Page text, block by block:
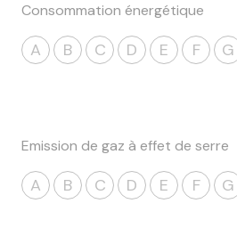
Consommation énergétique
A B C D E F G
Emission de gaz à effet de serre
A B C D E F G